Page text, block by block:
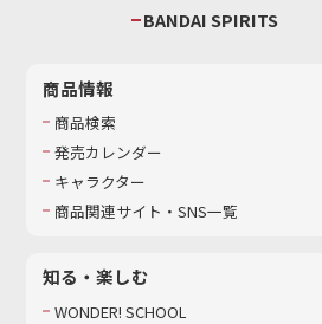
BANDAI SPIRITS
商品情報
商品検索
発売カレンダー
キャラクター
商品関連サイト・SNS一覧
知る・楽しむ
WONDER! SCHOOL